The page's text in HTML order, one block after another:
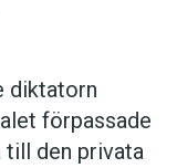
diktatorn
förpassade
den privata